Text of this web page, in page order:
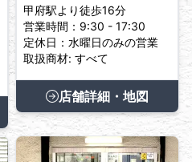
甲府駅より徒歩16分
営業時間：9:30 - 17:30
定休日：水曜日のみの営業
取扱商材: すべて
店舗詳細・地図